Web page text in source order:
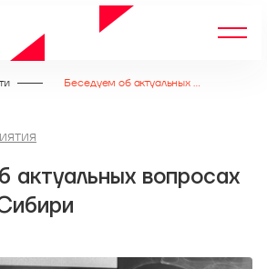
Беседуем об актуальных вопросах ИБ у ворот Сибири
актуальных вопросах